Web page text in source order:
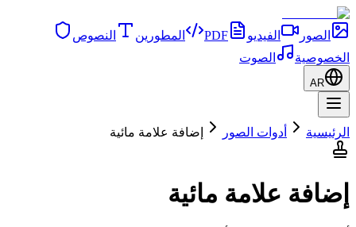
الصور الفيديو PDF المطورين
النصوص
الخصوصية
الصوت
AR
الرئيسية أدوات الصور إضافة علامة مائية
إضافة علامة مائية